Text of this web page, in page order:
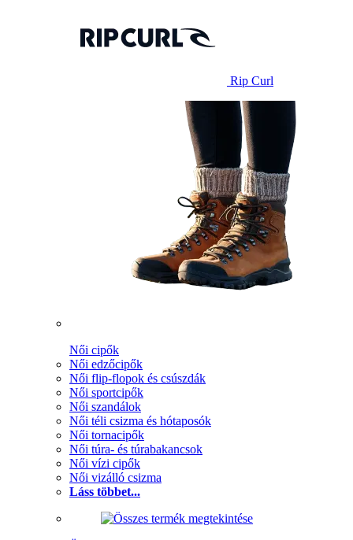
Rip Curl
Női cipők
Női edzőcipők
Női flip-flopok és csúszdák
Női sportcipők
Női szandálok
Női téli csizma és hótaposók
Női tornacipők
Női túra- és túrabakancsok
Női vízi cipők
Női vizálló csizma
Láss többet...